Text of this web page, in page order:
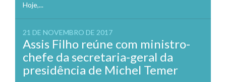
Hoje,...
21 DE NOVEMBRO DE 2017
Assis Filho reúne com ministro-
chefe da secretaria-geral da
presidência de Michel Temer